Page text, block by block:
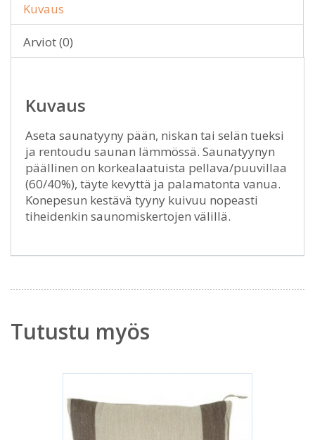
Kuvaus
Arviot (0)
Kuvaus
Aseta saunatyyny pään, niskan tai selän tueksi
ja rentoudu saunan lämmössä. Saunatyynyn
päällinen on korkealaatuista pellava/puuvillaa
(60/40%), täyte kevyttä ja palamatonta vanua.
Konepesun kestävä tyyny kuivuu nopeasti
tiheidenkin saunomiskertojen välillä.
Tutustu myös